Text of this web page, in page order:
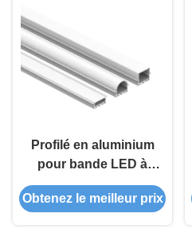
Profilé en aluminium
pour bande LED à
montage encastré avec
alliage d'aluminium
Obtenez le meilleur prix